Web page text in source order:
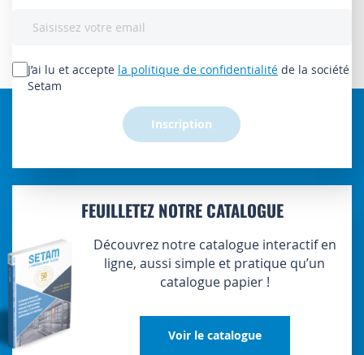
lettre
d’information
J’ai lu et accepte la politique de confidentialité de la société
Setam
Inscription
FEUILLETEZ NOTRE CATALOGUE
Découvrez notre catalogue interactif en
ligne, aussi simple et pratique qu’un
catalogue papier !
Voir le catalogue